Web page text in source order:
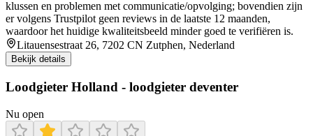
klussen en problemen met communicatie/opvolging; bovendien zijn
er volgens Trustpilot geen reviews in de laatste 12 maanden,
waardoor het huidige kwaliteitsbeeld minder goed te verifiëren is.
Litauensestraat 26, 7202 CN Zutphen, Nederland
Bekijk details
Loodgieter Holland - loodgieter deventer
Nu open